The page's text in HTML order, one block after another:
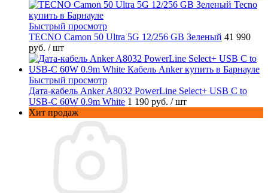
Быстрый просмотр
TECNO Camon 50 Ultra 5G 12/256 GB Зеленый 41 990
руб. / шт
Быстрый просмотр
Дата-кабель Anker A8032 PowerLine Select+ USB C to
USB-C 60W 0.9m White 1 190 руб. / шт
Хит продаж